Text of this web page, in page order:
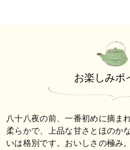
お楽しみポ
八十八夜の前、一番初めに摘ま
柔らかで、上品な甘さとほのか
いは格別です。おいしさの極み。